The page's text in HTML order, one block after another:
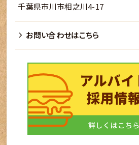
千葉県市川市相之川4-17
お問い合わせはこちら